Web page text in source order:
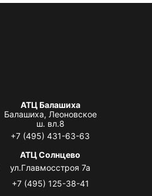
АТЦ Балашиха
Балашиха, Леоновское
ш. вл.8
+7 (495) 431-63-63
АТЦ Солнцево
ул.Главмосстроя 7а
+7 (495) 125-38-41